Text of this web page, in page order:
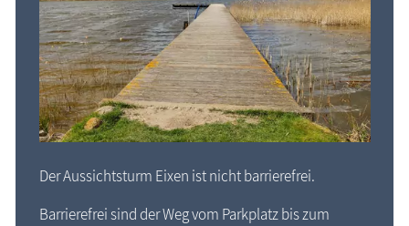
Der Aussichtsturm Eixen ist nicht barrierefrei.
Barrierefrei sind der Weg vom Parkplatz bis zum